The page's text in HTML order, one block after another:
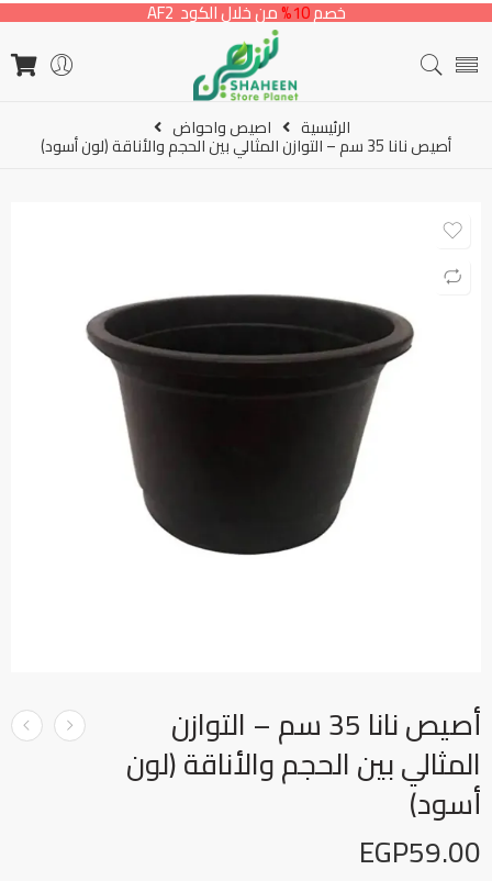
خصم10% من خلال الكود AF2
الرئيسية اصيص واحواض
أصيص نانا 35 سم – التوازن المثالي بين الحجم والأناقة (لون أسود)
أصيص نانا 35 سم – التوازن
المثالي بين الحجم والأناقة (لون
أسود)
EGP59.00